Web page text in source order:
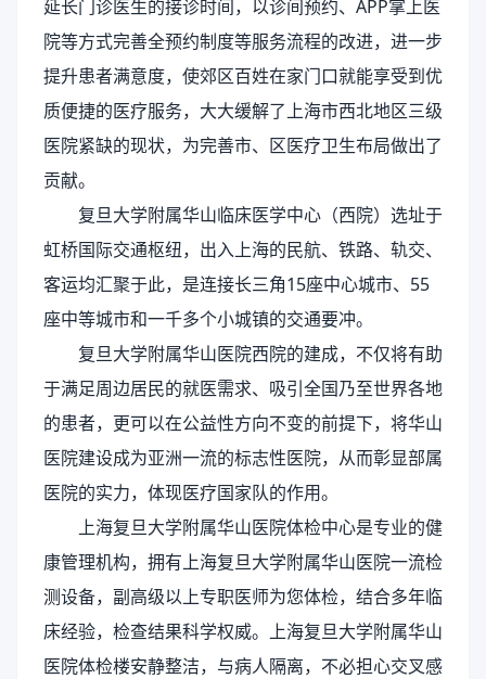
延长门诊医生的接诊时间，以诊间预约、APP掌上医
院等方式完善全预约制度等服务流程的改进，进一步
提升患者满意度，使郊区百姓在家门口就能享受到优
质便捷的医疗服务，大大缓解了上海市西北地区三级
医院紧缺的现状，为完善市、区医疗卫生布局做出了
贡献。
复旦大学附属华山临床医学中心（西院）选址于
虹桥国际交通枢纽，出入上海的民航、铁路、轨交、
客运均汇聚于此，是连接长三角15座中心城市、55
座中等城市和一千多个小城镇的交通要冲。
复旦大学附属华山医院西院的建成，不仅将有助
于满足周边居民的就医需求、吸引全国乃至世界各地
的患者，更可以在公益性方向不变的前提下，将华山
医院建设成为亚洲一流的标志性医院，从而彰显部属
医院的实力，体现医疗国家队的作用。
上海复旦大学附属华山医院体检中心是专业的健
康管理机构，拥有上海复旦大学附属华山医院一流检
测设备，副高级以上专职医师为您体检，结合多年临
床经验，检查结果科学权威。上海复旦大学附属华山
医院体检楼安静整洁，与病人隔离，不必担心交叉感